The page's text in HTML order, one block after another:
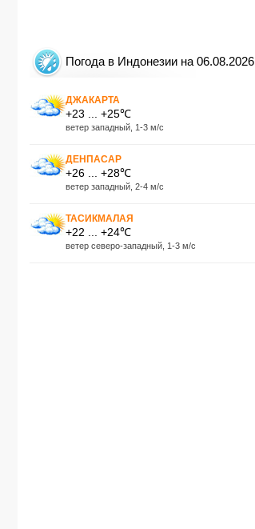
Погода в Индонезии на 06.08.2026
ДЖАКАРТА
+23 ... +25℃
ветер западный, 1-3 м/с
ДЕНПАСАР
+26 ... +28℃
ветер западный, 2-4 м/с
ТАСИКМАЛАЯ
+22 ... +24℃
ветер северо-западный, 1-3 м/с